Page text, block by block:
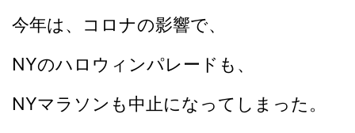
今年は、コロナの影響で、
NYのハロウィンパレードも、
NYマラソンも中止になってしまった。